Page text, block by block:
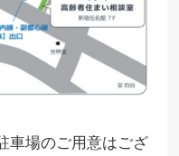
車場のご用意はござ